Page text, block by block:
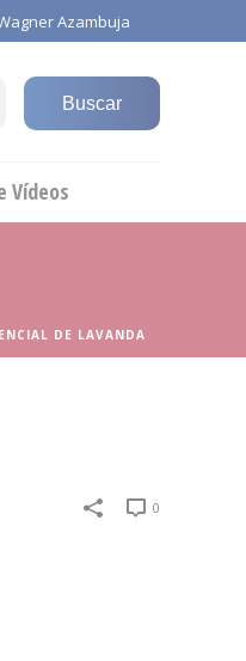
Azambuja
Vídeos
DE LAVANDA
0